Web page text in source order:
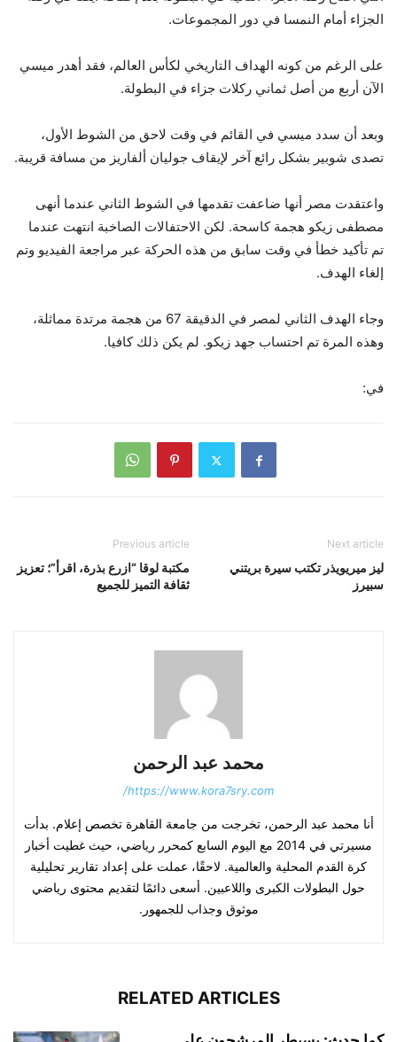
الجزاء أمام النمسا في دور المجموعات.
على الرغم من كونه الهداف التاريخي لكأس العالم، فقد أهدر ميسي
الآن أربع من أصل ثماني ركلات جزاء في البطولة.
وبعد أن سدد ميسي في القائم في وقت لاحق من الشوط الأول،
تصدى شوبير بشكل رائع آخر لإيقاف جوليان ألفاريز من مسافة قريبة.
واعتقدت مصر أنها ضاعفت تقدمها في الشوط الثاني عندما أنهى
مصطفى زيكو هجمة كاسحة. لكن الاحتفالات الصاخبة انتهت عندما
تم تأكيد خطأ في وقت سابق من هذه الحركة عبر مراجعة الفيديو وتم
إلغاء الهدف.
وجاء الهدف الثاني لمصر في الدقيقة 67 من هجمة مرتدة مماثلة،
وهذه المرة تم احتساب جهد زيكو. لم يكن ذلك كافيا.
في:
Previous article
مكتبة لوقا “ازرع بذرة، اقرأ”؛ تعزيز
ثقافة التميز للجميع
Next article
ليز ميريويذر تكتب سيرة بريتني
سبيرز
محمد عبد الرحمن
https://www.kora7sry.com/
أنا محمد عبد الرحمن، تخرجت من جامعة القاهرة تخصص إعلام. بدأت
مسيرتي في 2014 مع اليوم السابع كمحرر رياضي، حيث غطيت أخبار
كرة القدم المحلية والعالمية. لاحقًا، عملت على إعداد تقارير تحليلية
حول البطولات الكبرى واللاعبين. أسعى دائمًا لتقديم محتوى رياضي
موثوق وجذاب للجمهور.
RELATED ARTICLES